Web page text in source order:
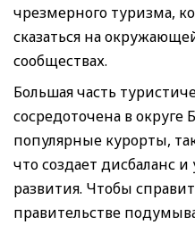
чрезмерного туризма,
сказаться на
сообществах.
Большая часть
сосредоточена в
популярные курорты,
что создает дисбаланс и
развития. Чтобы
правительстве